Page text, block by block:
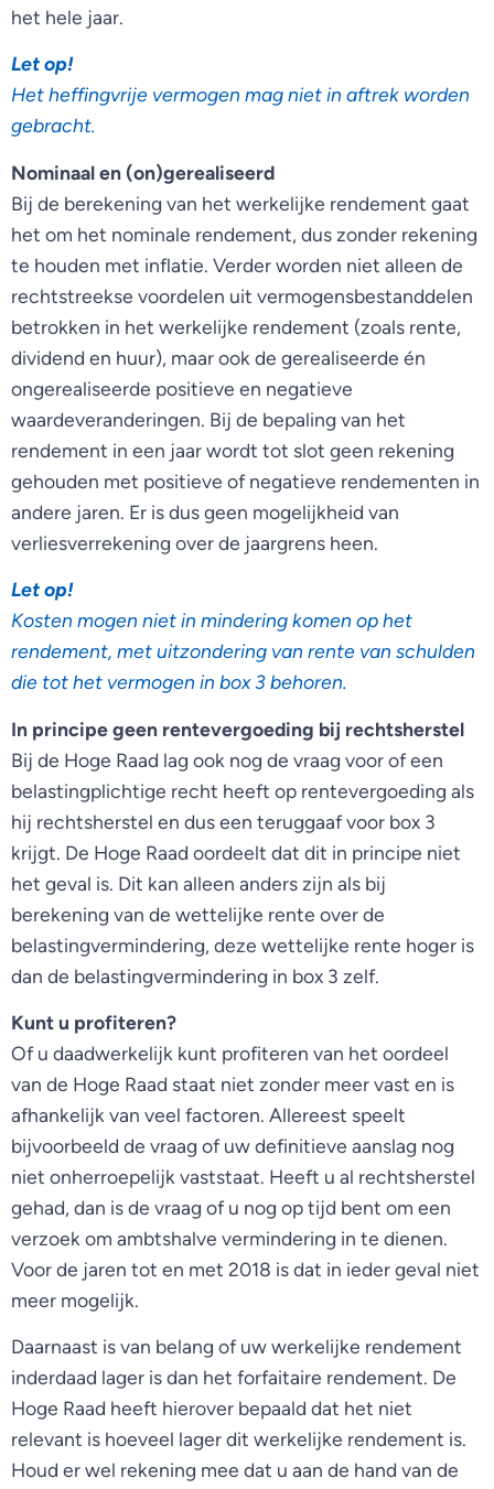
het hele jaar.
Let op!
Het heffingvrije vermogen mag niet in aftrek worden
gebracht.
Nominaal en (on)gerealiseerd
Bij de berekening van het werkelijke rendement gaat
het om het nominale rendement, dus zonder rekening
te houden met inflatie. Verder worden niet alleen de
rechtstreekse voordelen uit vermogensbestanddelen
betrokken in het werkelijke rendement (zoals rente,
dividend en huur), maar ook de gerealiseerde én
ongerealiseerde positieve en negatieve
waardeveranderingen. Bij de bepaling van het
rendement in een jaar wordt tot slot geen rekening
gehouden met positieve of negatieve rendementen in
andere jaren. Er is dus geen mogelijkheid van
verliesverrekening over de jaargrens heen.
Let op!
Kosten mogen niet in mindering komen op het
rendement, met uitzondering van rente van schulden
die tot het vermogen in box 3 behoren.
In principe geen rentevergoeding bij rechtsherstel
Bij de Hoge Raad lag ook nog de vraag voor of een
belastingplichtige recht heeft op rentevergoeding als
hij rechtsherstel en dus een teruggaaf voor box 3
krijgt. De Hoge Raad oordeelt dat dit in principe niet
het geval is. Dit kan alleen anders zijn als bij
berekening van de wettelijke rente over de
belastingvermindering, deze wettelijke rente hoger is
dan de belastingvermindering in box 3 zelf.
Kunt u profiteren?
Of u daadwerkelijk kunt profiteren van het oordeel
van de Hoge Raad staat niet zonder meer vast en is
afhankelijk van veel factoren. Allereest speelt
bijvoorbeeld de vraag of uw definitieve aanslag nog
niet onherroepelijk vaststaat. Heeft u al rechtsherstel
gehad, dan is de vraag of u nog op tijd bent om een
verzoek om ambtshalve vermindering in te dienen.
Voor de jaren tot en met 2018 is dat in ieder geval niet
meer mogelijk.
Daarnaast is van belang of uw werkelijke rendement
inderdaad lager is dan het forfaitaire rendement. De
Hoge Raad heeft hierover bepaald dat het niet
relevant is hoeveel lager dit werkelijke rendement is.
Houd er wel rekening mee dat u aan de hand van de